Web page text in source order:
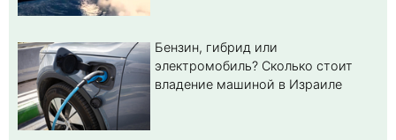
Бензин, гибрид или
электромобиль? Cколько стоит
владение машиной в Израиле